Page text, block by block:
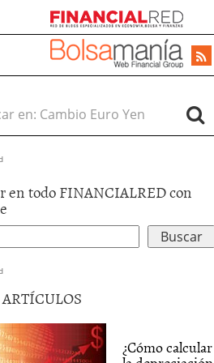
en:
en todo FINANCIALRED con
ARTÍCULOS
¿Cómo calcular